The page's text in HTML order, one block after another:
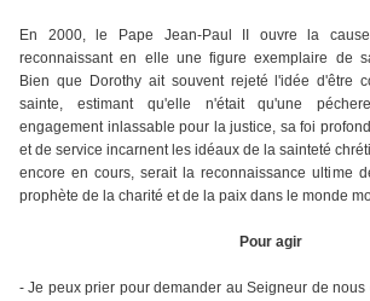
En 2000, le Pape Jean-Paul II ouvre la
reconnaissant en elle une figure exemplaire de
Bien que Dorothy ait souvent rejeté l'idée d'être
sainte, estimant qu'elle n'était qu'une
engagement inlassable pour la justice, sa foi
et de service incarnent les idéaux de la sainteté
encore en cours, serait la reconnaissance ultime
prophète de la charité et de la paix dans le monde
Pour agir
- Je peux prier pour demander au Seigneur de